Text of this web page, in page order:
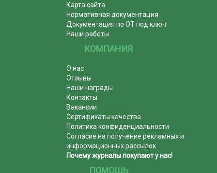
Карта сайта
Нормативная документация
Документация по ОТ под ключ
Наши работы
КОМПАНИЯ
О нас
Отзывы
Наши награды
Контакты
Вакансии
Сертификаты качества
Политика конфиденциальности
Согласие на получение рекламных и
информационных рассылок
Почему журналы покупают у нас!
ПОМОЩЬ